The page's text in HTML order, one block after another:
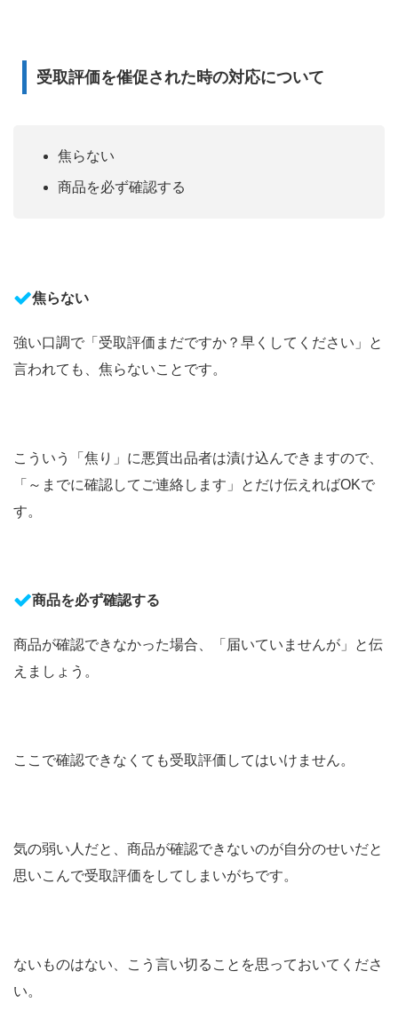
受取評価を催促された時の対応について
焦らない
商品を必ず確認する
焦らない
強い口調で「受取評価まだですか？早くしてください」と
言われても、焦らないことです。
こういう「焦り」に悪質出品者は漬け込んできますので、
「～までに確認してご連絡します」とだけ伝えればOKで
す。
商品を必ず確認する
商品が確認できなかった場合、「届いていませんが」と伝
えましょう。
ここで確認できなくても受取評価してはいけません。
気の弱い人だと、商品が確認できないのが自分のせいだと
思いこんで受取評価をしてしまいがちです。
ないものはない、こう言い切ることを思っておいてくださ
い。